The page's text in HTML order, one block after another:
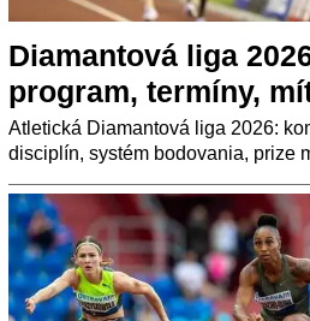
Diamantová liga
program, termíny,
Atletická Diamantová liga 2026:
disciplín, systém bodovania, prize